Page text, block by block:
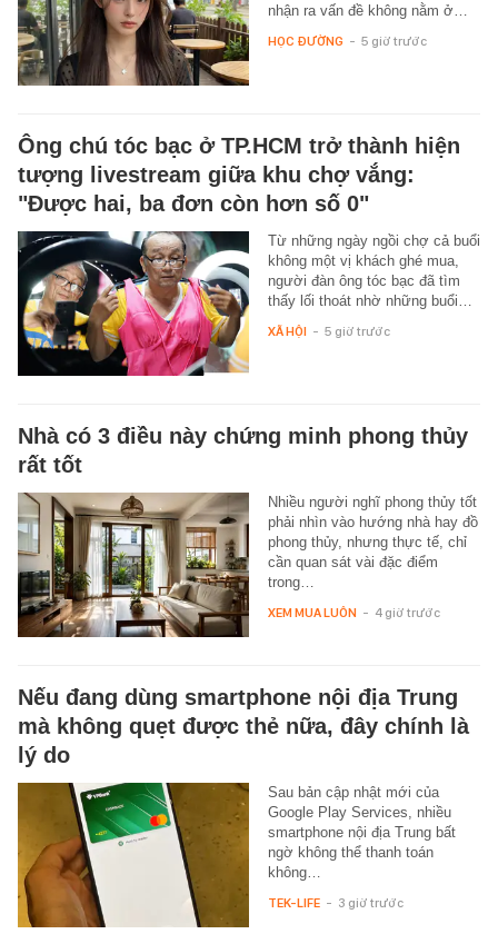
nhận ra vấn đề không nằm ở…
HỌC ĐƯỜNG - 5 giờ trước
Ông chú tóc bạc ở TP.HCM trở thành hiện
tượng livestream giữa khu chợ vắng:
"Được hai, ba đơn còn hơn số 0"
Từ những ngày ngồi chợ cả buổi
không một vị khách ghé mua,
người đàn ông tóc bạc đã tìm
thấy lối thoát nhờ những buổi…
XÃ HỘI - 5 giờ trước
Nhà có 3 điều này chứng minh phong thủy
rất tốt
Nhiều người nghĩ phong thủy tốt
phải nhìn vào hướng nhà hay đồ
phong thủy, nhưng thực tế, chỉ
cần quan sát vài đặc điểm
trong…
XEM MUA LUÔN - 4 giờ trước
Nếu đang dùng smartphone nội địa Trung
mà không quẹt được thẻ nữa, đây chính là
lý do
Sau bản cập nhật mới của
Google Play Services, nhiều
smartphone nội địa Trung bất
ngờ không thể thanh toán
không…
TEK-LIFE - 3 giờ trước